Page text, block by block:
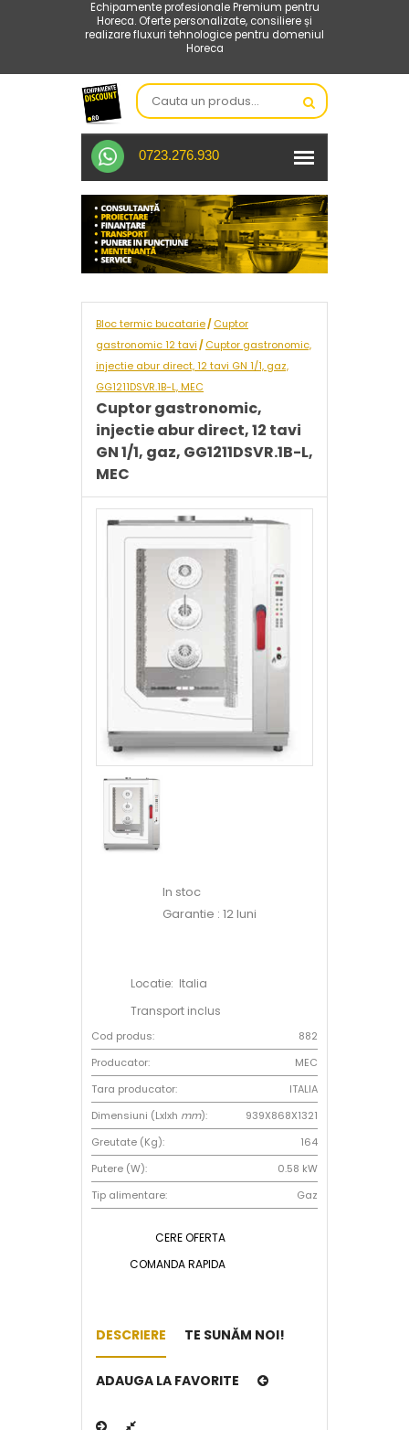
Echipamente profesionale Premium pentru
Horeca. Oferte personalizate, consiliere și
realizare fluxuri tehnologice pentru domeniul
Horeca
0723.276.930
Bloc termic bucatarie/ Cuptor
gastronomic 12 tavi / Cuptor gastronomic,
injectie abur direct, 12 tavi GN 1/1, gaz,
GG1211DSVR.1B-L, MEC
Cuptor gastronomic,
injectie abur direct, 12 tavi
GN 1/1, gaz, GG1211DSVR.1B-L,
MEC
In stoc
Garantie : 12 luni
Locatie: Italia
Transport inclus
Cod produs:
882
Producator:
MEC
Tara producator:
ITALIA
Dimensiuni (Lxlxh mm):
939X868X1321
Greutate (Kg):
164
Putere (W):
0.58 kW
Tip alimentare:
Gaz
CERE OFERTA
COMANDA RAPIDA
DESCRIERE TE SUNĂM NOI!
ADAUGA LA FAVORITE